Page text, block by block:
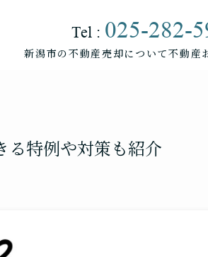
Tel : 025-282-
新潟市の不動産売却について
土地の売却について
不動産
る特例や対策も紹介